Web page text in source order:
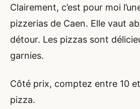
Clairement, c’est pour moi
pizzerias de Caen. Elle vaut
détour. Les pizzas sont
garnies.
Côté prix, comptez entre 10
pizza.